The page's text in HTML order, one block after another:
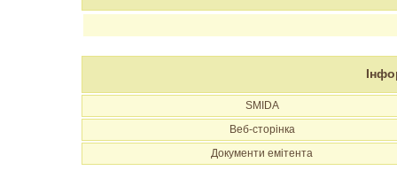
SMIDA
Веб-сторінка
Документи емітента